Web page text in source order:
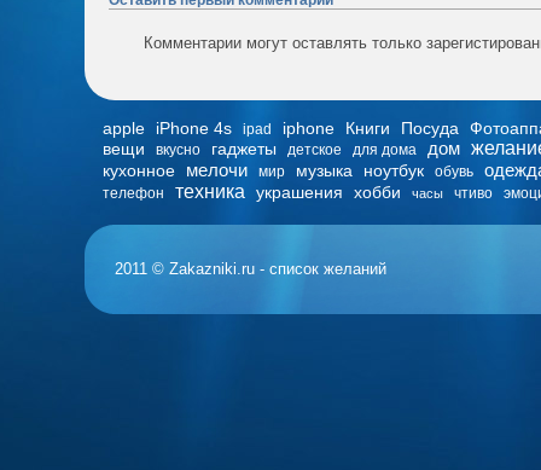
Комментарии могут оставлять только
apple iPhone 4s ipad iphone Книги Посуда
вещи
вкусно гаджеты детское для дома дом
кухонное мелочи мир музыка ноутбук обувь
телефон техника украшения хобби часы чтиво
2011 © Zakazniki.ru - список желаний